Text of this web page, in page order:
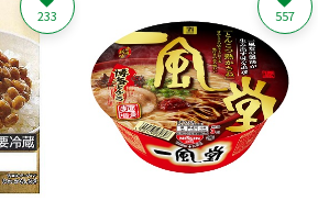
233 557